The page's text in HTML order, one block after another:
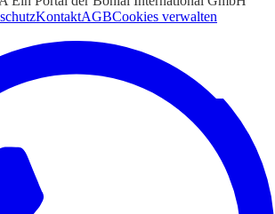
KontaktAGBCookies verwalten